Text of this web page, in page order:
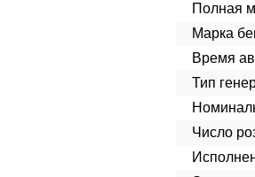
Полная
Марка
Время
Тип
Число